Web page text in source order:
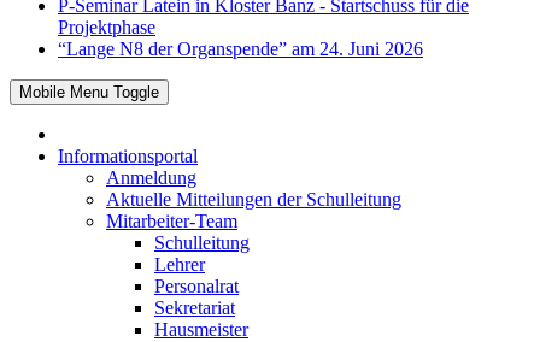
P-Seminar Latein in Kloster Banz - Startschuss für die
Projektphase
“Lange N8 der Organspende” am 24. Juni 2026
Mobile Menu Toggle
Informationsportal
Anmeldung
Aktuelle Mitteilungen der Schulleitung
Mitarbeiter-Team
Schulleitung
Lehrer
Personalrat
Sekretariat
Hausmeister